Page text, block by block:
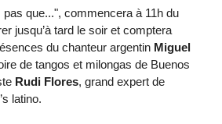
que...", commencera à 11h du
jusqu’à tard le soir et comptera
du chanteur argentin Miguel
de tangos et milongas de Buenos
Rudi Flores, grand expert de
latino.